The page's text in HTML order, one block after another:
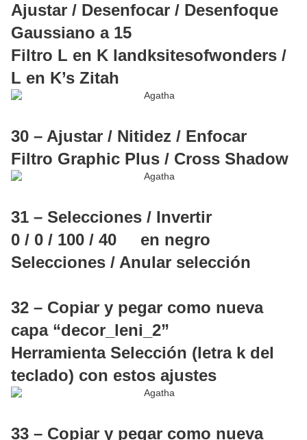
Ajustar / Desenfocar / Desenfoque
Gaussiano a 15
Filtro L en K landksitesofwonders /
L en K’s Zitah
30 – Ajustar / Nitidez / Enfocar
Filtro Graphic Plus / Cross Shadow
31 – Selecciones / Invertir
0 / 0 / 100 / 40 en negro
Selecciones / Anular selección
32 – Copiar y pegar como nueva
capa “decor_leni_2”
Herramienta Selección (letra k del
teclado) con estos ajustes
33 – Copiar y pegar como nueva